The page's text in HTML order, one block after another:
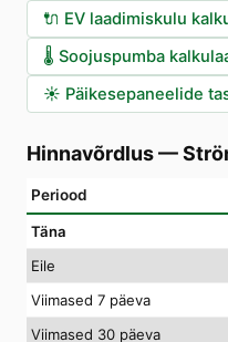
🔌 EV laadimiskulu
🌡️ Soojuspumba
☀️ Päikesepaneelide
Hinnavõrdlus—
Periood
Täna
Eile
Viimased 7 päeva
Viimased 30 päeva